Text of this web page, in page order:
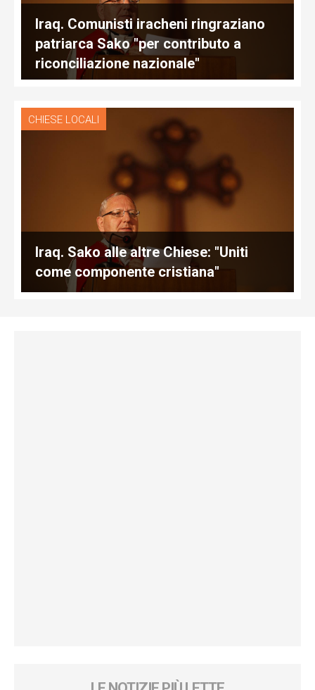
Iraq. Comunisti iracheni ringraziano
patriarca Sako "per contributo a
riconciliazione nazionale"
CHIESE LOCALI
Iraq. Sako alle altre Chiese: "Uniti
come componente cristiana"